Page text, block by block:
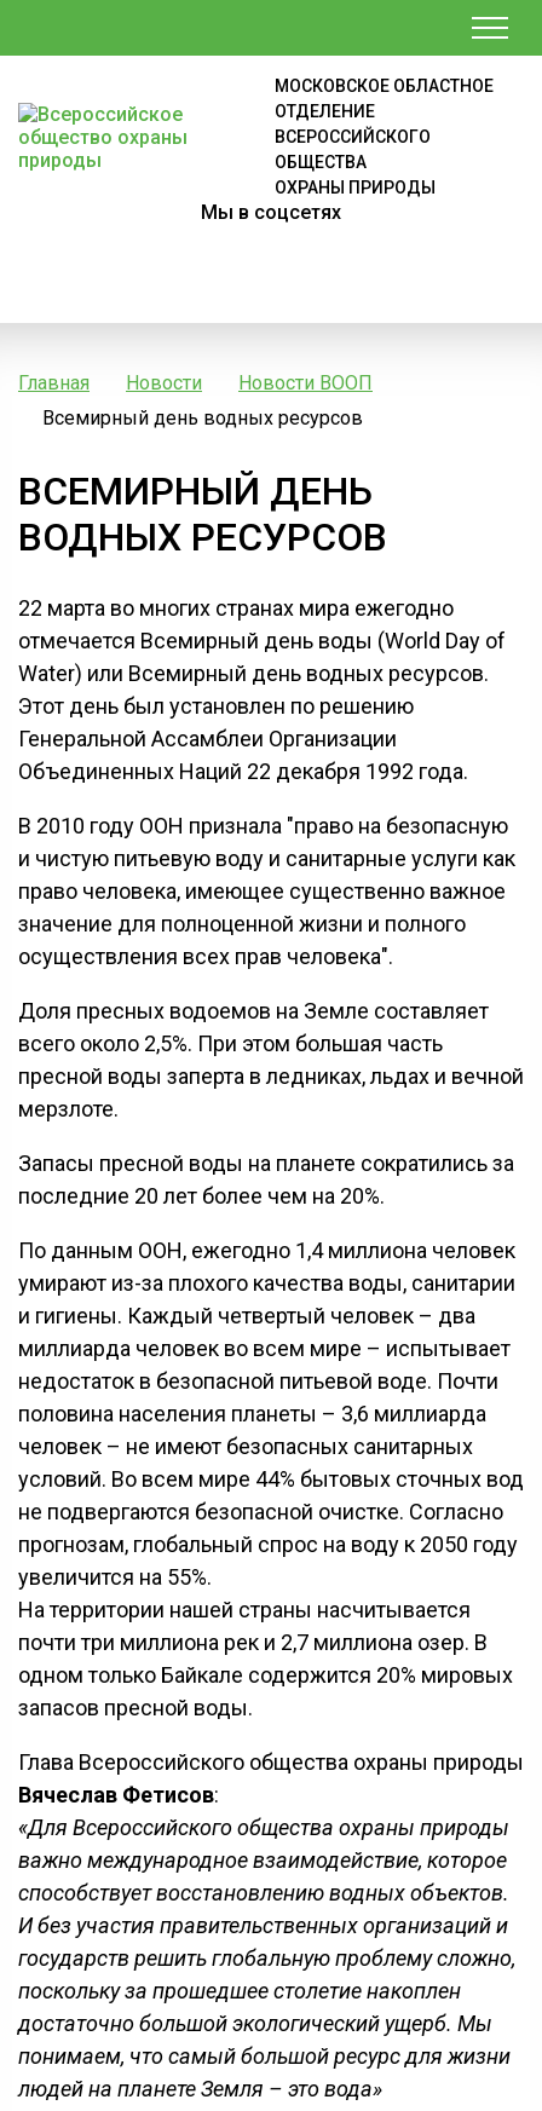
МОСКОВСКОЕ ОБЛАСТНОЕ
ОТДЕЛЕНИЕ
ВСЕРОССИЙСКОГО
ОБЩЕСТВА
ОХРАНЫ ПРИРОДЫ
Мы в соцсетях
Главная Новости
Новости ВООП
Всемирный день водных ресурсов
ВСЕМИРНЫЙ ДЕНЬ
ВОДНЫХ РЕСУРСОВ
22 марта во многих странах мира ежегодно
отмечается Всемирный день воды (World Day of
Water) или Всемирный день водных ресурсов.
Этот день был установлен по решению
Генеральной Ассамблеи Организации
Объединенных Наций 22 декабря 1992 года.
В 2010 году ООН признала "право на безопасную
и чистую питьевую воду и санитарные услуги как
право человека, имеющее существенно важное
значение для полноценной жизни и полного
осуществления всех прав человека".
Доля пресных водоемов на Земле составляет
всего около 2,5%. При этом большая часть
пресной воды заперта в ледниках, льдах и вечной
мерзлоте.
Запасы пресной воды на планете сократились за
последние 20 лет более чем на 20%.
По данным ООН, ежегодно 1,4 миллиона человек
умирают из-за плохого качества воды, санитарии
и гигиены. Каждый четвертый человек – два
миллиарда человек во всем мире – испытывает
недостаток в безопасной питьевой воде. Почти
половина населения планеты – 3,6 миллиарда
человек – не имеют безопасных санитарных
условий. Во всем мире 44% бытовых сточных вод
не подвергаются безопасной очистке. Согласно
прогнозам, глобальный спрос на воду к 2050 году
увеличится на 55%.
На территории нашей страны насчитывается
почти три миллиона рек и 2,7 миллиона озер. В
одном только Байкале содержится 20% мировых
запасов пресной воды.
Глава Всероссийского общества охраны природы
Вячеслав Фетисов:
«Для Всероссийского общества охраны природы
важно международное взаимодействие, которое
способствует восстановлению водных объектов.
И без участия правительственных организаций и
государств решить глобальную проблему сложно,
поскольку за прошедшее столетие накоплен
достаточно большой экологический ущерб. Мы
понимаем, что самый большой ресурс для жизни
людей на планете Земля – это вода»